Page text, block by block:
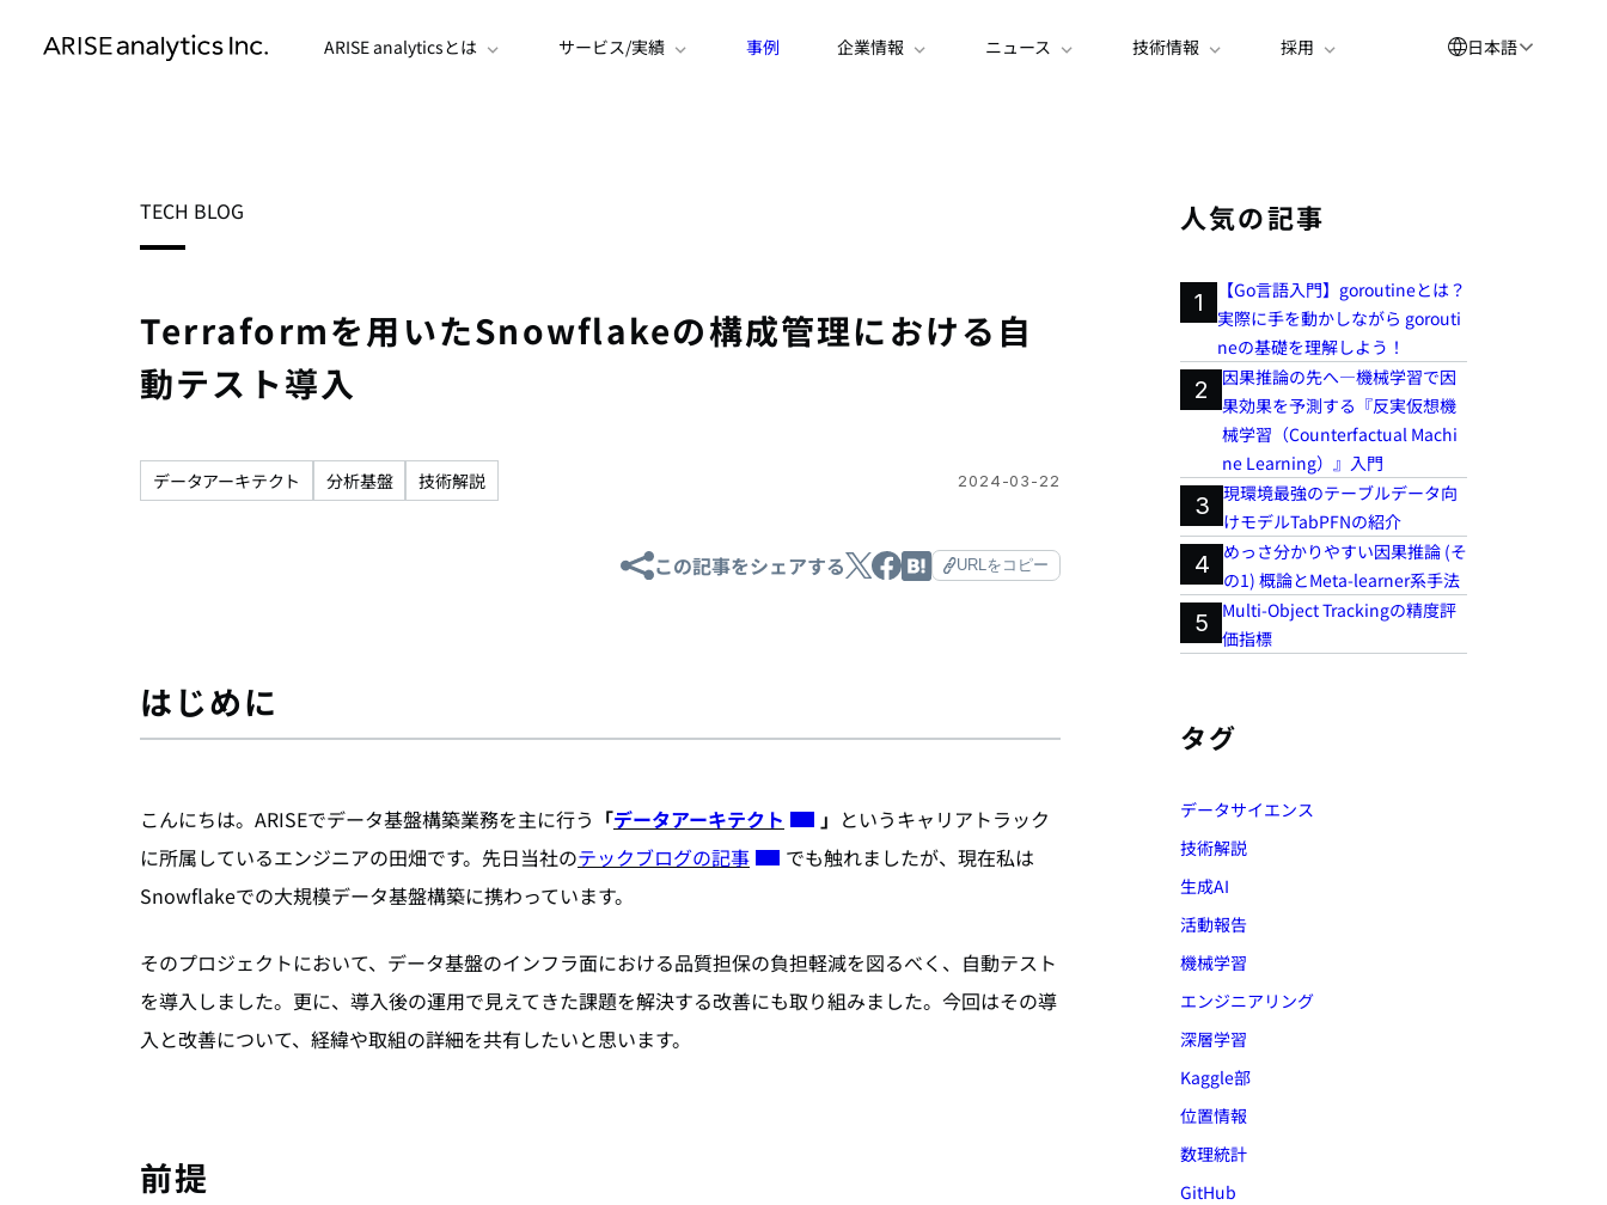
ARISE analyticsとは サービス/実績 事例 企業情報 ニュース 技術情報 採用 日本語
Bahasa Indonesia
TECH BLOG
Terraformを用いたSnowflakeの構成管理における自
動テスト導入
データアーキテクト 分析基盤 技術解説 2024-03-22
この記事をシェアする URLをコピー
はじめに
こんにちは。ARISEでデータ基盤構築業務を主に行う 「データアーキテクト 」 というキャリアトラック
に所属しているエンジニアの田畑です。先日当社のテックブログの記事
でも触れましたが、現在私は
Snowflakeでの大規模データ基盤構築に携わっています。
そのプロジェクトにおいて、データ基盤のインフラ面における品質担保の負担軽減を図るべく、自動テスト
を導入しました。更に、導入後の運用で見えてきた課題を解決する改善にも取り組みました。今回はその導
入と改善について、経緯や取組の詳細を共有したいと思います。
前提
人気の記事
1
【Go言語入門】goroutineとは？
実際に手を動かしながら gorouti
neの基礎を理解しよう！
2
因果推論の先へ―機械学習で因
果効果を予測する『反実仮想機
械学習（Counterfactual Machi
ne Learning）』入門
3 現環境最強のテーブルデータ向
けモデルTabPFNの紹介
4
めっさ分かりやすい因果推論 (そ
の1) 概論とMeta-learner系手法
5
Multi-Object Trackingの精度評
価指標
タグ
データサイエンス
技術解説
生成AI
活動報告
機械学習
エンジニアリング
深層学習
Kaggle部
位置情報
数理統計
GitHub